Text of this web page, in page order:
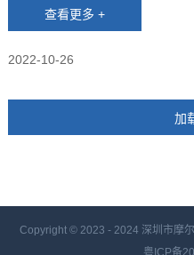
2022-10-26
Copyright © 2023 - 2024 深圳市摩
粤ICP备